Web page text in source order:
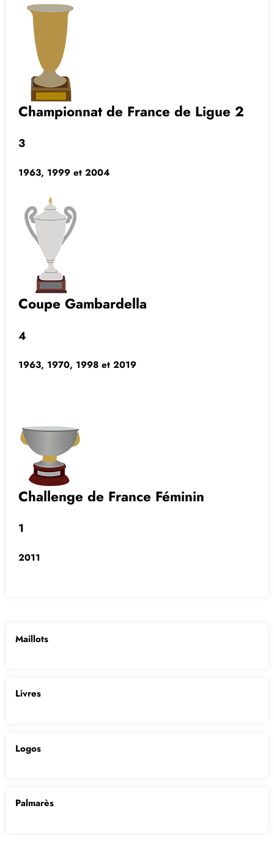
Championnat de France de Ligue 2
3
1963, 1999 et 2004
Coupe Gambardella
4
1963, 1970, 1998 et 2019
Challenge de France Féminin
1
2011
Maillots
Livres
Logos
Palmarès